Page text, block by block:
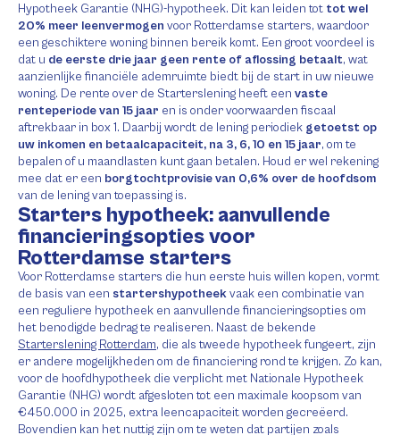
Hypotheek Garantie (NHG)-hypotheek. Dit kan leiden tot tot wel
20% meer leenvermogen voor Rotterdamse starters, waardoor
een geschiktere woning binnen bereik komt. Een groot voordeel is
dat u de eerste drie jaar geen rente of aflossing betaalt, wat
aanzienlijke financiële ademruimte biedt bij de start in uw nieuwe
woning. De rente over de Starterslening heeft een vaste
renteperiode van 15 jaar en is onder voorwaarden fiscaal
aftrekbaar in box 1. Daarbij wordt de lening periodiek getoetst op
uw inkomen en betaalcapaciteit, na 3, 6, 10 en 15 jaar, om te
bepalen of u maandlasten kunt gaan betalen. Houd er wel rekening
mee dat er een borgtochtprovisie van 0,6% over de hoofdsom
van de lening van toepassing is.
Starters hypotheek: aanvullende
financieringsopties voor
Rotterdamse starters
Voor Rotterdamse starters die hun eerste huis willen kopen, vormt
de basis van een startershypotheekvaak een combinatie van
een reguliere hypotheek en aanvullende financieringsopties om
het benodigde bedrag te realiseren. Naast de bekende
Starterslening Rotterdam, die als tweede hypotheek fungeert, zijn
er andere mogelijkheden om de financiering rond te krijgen. Zo kan,
voor de hoofdhypotheek die verplicht met Nationale Hypotheek
Garantie (NHG) wordt afgesloten tot een maximale koopsom van
€450.000 in 2025, extra leencapaciteit worden gecreëerd.
Bovendien kan het nuttig zijn om te weten dat partijen zoals